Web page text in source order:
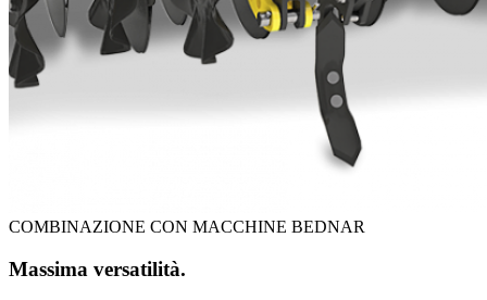
COMBINAZIONE CON MACCHINE BEDNAR
Massima versatilità.